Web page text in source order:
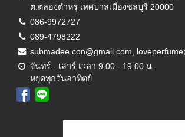
ต.ตลองตำหรุ เทศบาลเมืองชลบุรี 20000
086-9972727
089-4798222
submadee.con@gmail.com,
จันทร์ - เสาร์ เวลา 9.00 - 19.00 น.
หยุดทุกวันอาทิตย์